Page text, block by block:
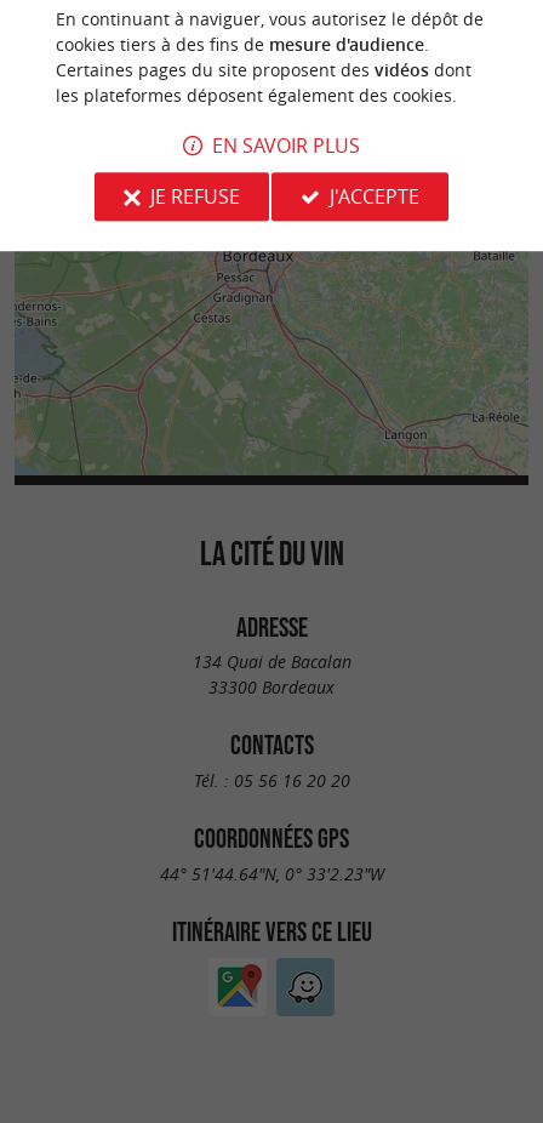
LA CITÉ DU VIN
ADRESSE
134 Quai de Bacalan
33300 Bordeaux
CONTACTS
Tél. : 05 56 16 20 20
COORDONNÉES GPS
44° 51'44.64"N, 0° 33'2.23"W
ITINÉRAIRE VERS CE LIEU
En continuant à naviguer, vous autorisez le dépôt de
cookies tiers à des fins de mesure d'audience.
Certaines pages du site proposent des vidéosdont
les plateformes déposent également des cookies.
EN SAVOIR PLUS
JE REFUSE
J'ACCEPTE